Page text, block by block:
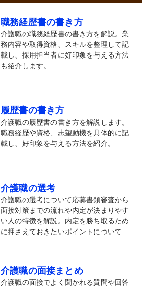
職務経歴書の書き方
介護職の職務経歴書の書き方を解説。業
務内容や取得資格、スキルを整理して記
載し、採用担当者に好印象を与える方法
も紹介します。
履歴書の書き方
介護職の履歴書の書き方を解説します。
職務経歴や資格、志望動機を具体的に記
載し、好印象を与える方法を紹介。
介護職の選考
介護職の選考について応募書類審査から
面接対策までの流れや内定が決まりやす
い人の特徴を解説。内定を勝ち取るため
に押さえておきたいポイントについても
介護職の面接まとめ
介護職の面接でよく聞かれる質問や回答